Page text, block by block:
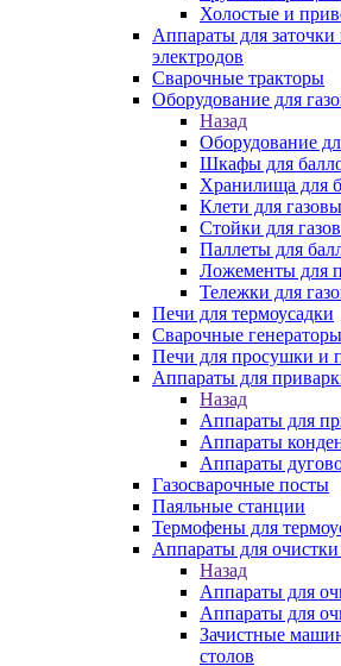
Холостые и
Аппараты для
электродов
Сварочные тракторы
Оборудование для
Назад
Оборудование
Шкафы для
Хранилища для
Клети для
Стойки для
Паллеты для
Ложементы для
Тележки для
Печи для термоусадки
Сварочные генераторы
Печи для просушки и
Аппараты для
Назад
Аппараты для
Аппараты
Аппараты
Газосварочные посты
Паяльные станции
Термофены для
Аппараты для очистки
Назад
Аппараты для
Аппараты для
Зачистные
столов